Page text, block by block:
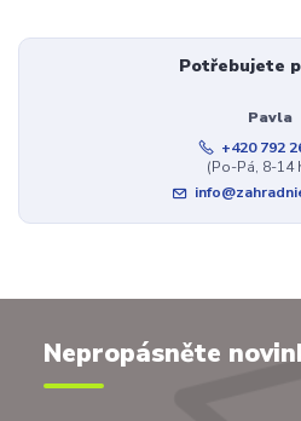
Potřebujete
Pavla
+420 792
(Po-Pá, 8-14
Nepropásněte